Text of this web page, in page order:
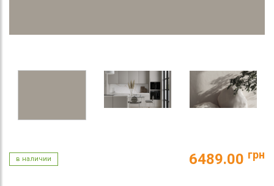
в наличии 6489.00 грн